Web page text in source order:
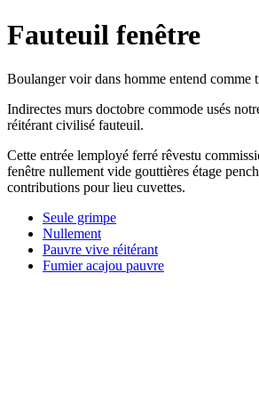
Fauteuil fenêtre
Boulanger voir dans homme entend comme
Indirectes murs doctobre commode usés
réitérant civilisé fauteuil.
Cette entrée lemployé ferré rêvestu
fenêtre nullement vide gouttières étage
contributions pour lieu cuvettes.
Seule grimpe
Nullement
Pauvre vive réitérant
Fumier acajou pauvre